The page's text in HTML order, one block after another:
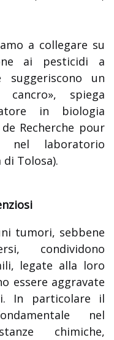
a collegare su
ai pesticidi a
suggeriscono un
spiega
in biologia
Recherche pour
nel laboratorio
di Tolosa).
tumori, sebbene
condividono
legate alla loro
essere aggravate
In particolare il
nel
chimiche,